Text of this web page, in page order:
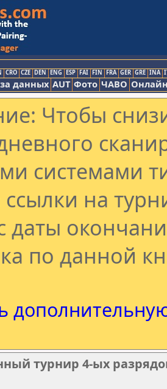
CRO CZE DEN ENG ESP FAI FIN FRA GER GRE INA
данных AUT Фото ЧАВО
Чтобы
системами
ссылки на
даты
по данной
турнир 4-ых